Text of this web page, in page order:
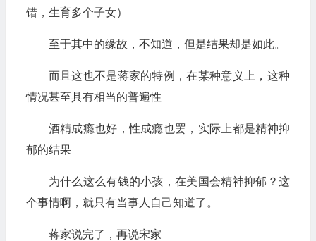
错，生育多个子女）
至于其中的缘故，不知道，但是结果却是如此。
而且这也不是蒋家的特例，在某种意义上，这种
情况甚至具有相当的普遍性
酒精成瘾也好，性成瘾也罢，实际上都是精神抑
郁的结果
为什么这么有钱的小孩，在美国会精神抑郁？这
个事情啊，就只有当事人自己知道了。
蒋家说完了，再说宋家